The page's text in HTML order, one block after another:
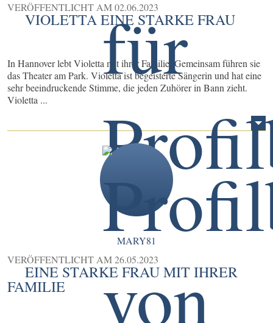
VERÖFFENTLICHT AM02.06.2023
VIOLETTA EINE STARKE FRAU
In Hannover lebt Violetta mit ihrer Familie. Gemeinsam führen sie
das Theater am Park. Violetta ist begeisterte Sängerin und hat eine
sehr beeindruckende Stimme, die jeden Zuhörer in Bann zieht.
Violetta ...
MARY81
VERÖFFENTLICHT AM26.05.2023
EINE STARKE FRAU MIT IHRER
FAMILIE